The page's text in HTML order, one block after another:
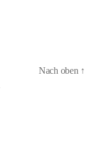
Nach oben ↑